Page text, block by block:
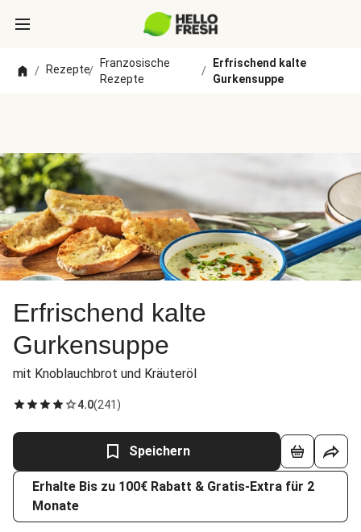
/ Rezepte/
Franzosische
Rezepte
/
Erfrischend kalte
Gurkensuppe
Erfrischend kalte
Gurkensuppe
mit Knoblauchbrot und Kräuteröl
4.0(241 )
Speichern
Erhalte Bis zu 100€ Rabatt & Gratis-Extra für 2
Monate